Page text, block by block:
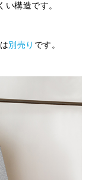
構造です。
別売り です。